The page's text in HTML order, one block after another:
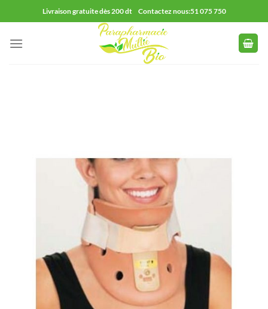
au
contenu
Livraison gratuite dès 200 dt Contactez nous:51 075 750